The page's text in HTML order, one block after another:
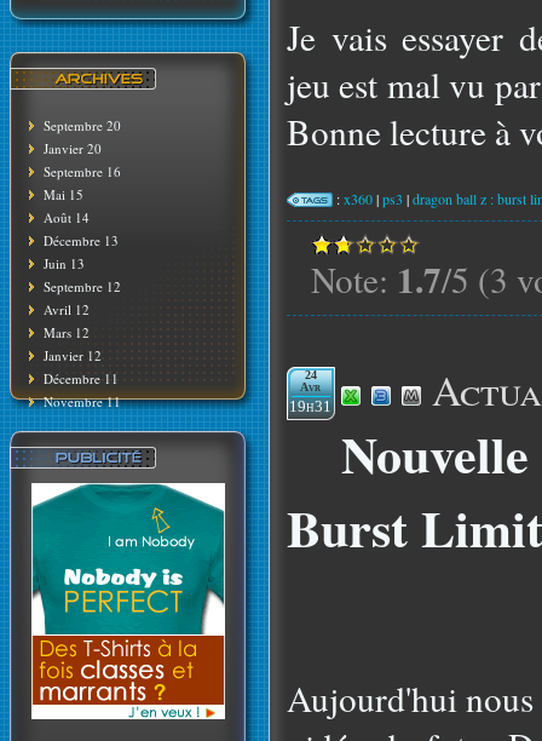
Septembre 20
Janvier 20
Septembre 16
Mai 15
Août 14
Décembre 13
Juin 13
Septembre 12
Avril 12
Mars 12
Janvier 12
Décembre 11
Novembre 11
Je vais essayer
jeu est mal vu
Bonne lecture à
:x360|ps3 |dragon ball z : burst
Note: 1.7/5 (3
24
Avr
19h31
Burst Limit
Aujourd'hui